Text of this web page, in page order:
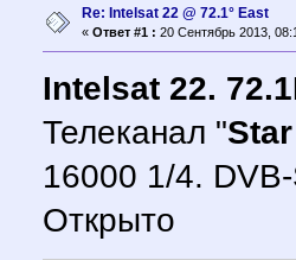
Re: Intelsat 22 @ 72.1° East
« Ответ #1 : 20 Сентябрь 2013,
Intelsat 22.
Телеканал "
16000 1/4.
Открыто